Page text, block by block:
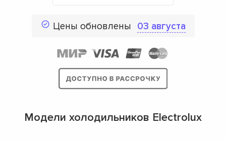
Цены обновлены 03 августа
Модели холодильников Electrolux